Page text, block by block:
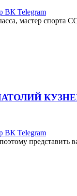
ВК Telegram
мастер
ВК Telegram